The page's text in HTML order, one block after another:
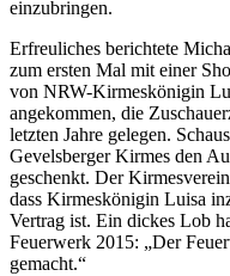
einzubringen.
Erfreuliches berichtete
zum ersten Mal mit einer
von NRW-Kirmeskönigin
angekommen, die
letzten Jahre gelegen.
Gevelsberger Kirmes den
geschenkt. Der
dass Kirmeskönigin Luisa
Vertrag ist. Ein dickes Lob
Feuerwerk 2015: „Der
gemacht.“